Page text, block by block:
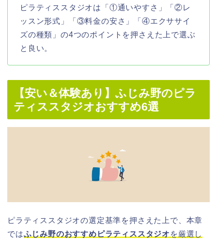
ピラティススタジオは「①通いやすさ」「②レ
ッスン形式」「③料金の安さ」「④エクササイ
ズの種類」の4つのポイントを押さえた上で選ぶ
と良い。
【安い＆体験あり】ふじみ野のピラ
ティススタジオおすすめ6選
ピラティススタジオの選定基準を押さえた上で、本章
ではふじみ野のおすすめピラティススタジオ を厳選し